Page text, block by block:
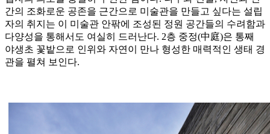
간의 조화로운 공존을 근간으로 미술관을 만들고 싶다는 설립
자의 취지는 이 미술관 안팎에 조성된 정원 공간들의 수려함과
다양성을 통해서도 여실히 드러난다. 2층 중정(中庭)은 통째
야생초 꽃밭으로 인위와 자연이 만나 형성한 매력적인 생태 경
관을 펼쳐 보인다.